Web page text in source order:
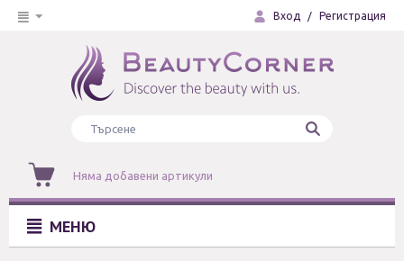
Вход / Регистрация
Няма добавени артикули
МЕНЮ